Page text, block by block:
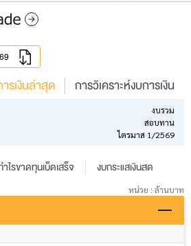
รเงินล่าสุด การวิเคราะห์งบการเงิน
งบรวม
สอบทาน
ไตรมาส 1/2569
ไรขาดทุนเบ็ดเสร็จ งบกระแสเงินสด
หน่วย : ล้านบาท